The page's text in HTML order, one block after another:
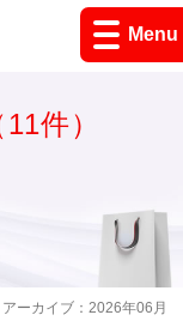
Menu
ーカイブ：2026年06月
件）